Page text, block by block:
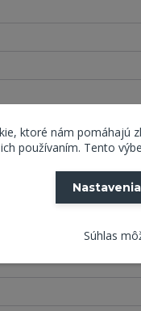
ktoré nám pomáhajú
používaním. Tento
Nastavenia
Súhlas